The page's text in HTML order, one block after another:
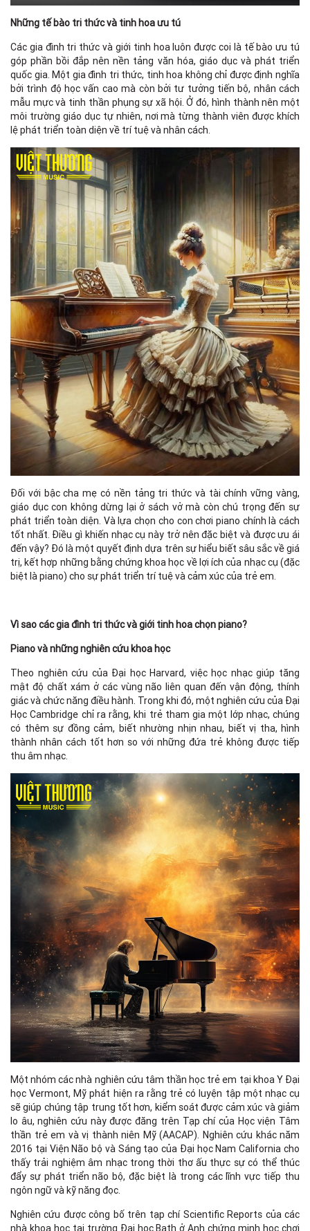
Những tế bào tri thức và tinh hoa ưu tú
Các gia đình tri thức và giới tinh hoa luôn được coi là tế bào ưu tú
góp phần bồi đắp nên nền tảng văn hóa, giáo dục và phát triển
quốc gia. Một gia đình tri thức, tinh hoa không chỉ được định nghĩa
bởi trình độ học vấn cao mà còn bởi tư tưởng tiến bộ, nhân cách
mẫu mực và tinh thần phụng sự xã hội. Ở đó, hình thành nên một
môi trường giáo dục tự nhiên, nơi mà từng thành viên được khích
lệ phát triển toàn diện về trí tuệ và nhân cách.
Đối với bậc cha mẹ có nền tảng tri thức và tài chính vững vàng,
giáo dục con không dừng lại ở sách vở mà còn chú trọng đến sự
phát triển toàn diện. Và lựa chọn cho con chơi piano chính là cách
tốt nhất. Điều gì khiến nhạc cụ này trở nên đặc biệt và được ưu ái
đến vậy? Đó là một quyết định dựa trên sự hiểu biết sâu sắc về giá
trị, kết hợp những bằng chứng khoa học về lợi ích của nhạc cụ (đặc
biệt là piano) cho sự phát triển trí tuệ và cảm xúc của trẻ em.
Vì sao các gia đình tri thức và giới tinh hoa chọn piano?
Piano và những nghiên cứu khoa học
Theo nghiên cứu của Đại học Harvard, việc học nhạc giúp tăng
mật độ chất xám ở các vùng não liên quan đến vận động, thính
giác và chức năng điều hành. Trong khi đó, một nghiên cứu của Đại
Học Cambridge chỉ ra rằng, khi trẻ tham gia một lớp nhạc, chúng
có thêm sự đồng cảm, biết nhường nhịn nhau, biết vị tha, hình
thành nhân cách tốt hơn so với những đứa trẻ không được tiếp
thu âm nhạc.
Một nhóm các nhà nghiên cứu tâm thần học trẻ em tại khoa Y Đại
học Vermont, Mỹ phát hiện ra rằng trẻ có luyện tập một nhạc cụ
sẽ giúp chúng tập trung tốt hơn, kiểm soát được cảm xúc và giảm
lo âu, nghiên cứu này được đăng trên Tạp chí của Học viện Tâm
thần trẻ em và vị thành niên Mỹ (AACAP). Nghiên cứu khác năm
2016 tại Viện Não bộ và Sáng tạo của Đại học Nam California cho
thấy trải nghiệm âm nhạc trong thời thơ ấu thực sự có thể thúc
đẩy sự phát triển não bộ, đặc biệt là trong các lĩnh vực tiếp thu
ngôn ngữ và kỹ năng đọc.
Nghiên cứu được công bố trên tạp chí Scientific Reports của các
nhà khoa học tại trường Đại học Bath ở Anh chứng minh học chơi